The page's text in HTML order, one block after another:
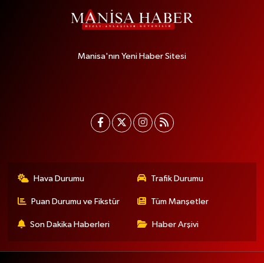
Manisa'nın Yeni Haber Sitesi
Hava Durumu Trafik Durumu
Puan Durumu ve Fikstür Tüm Manşetler
Son Dakika Haberleri Haber Arşivi